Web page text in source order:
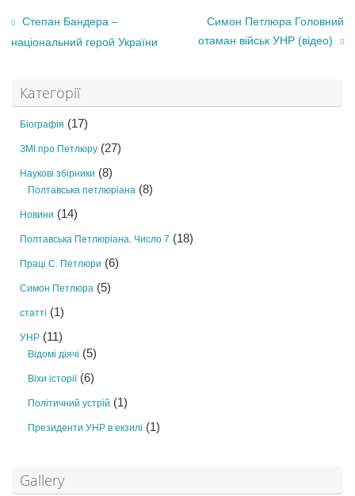
Степан Бандера –
національний герой України
Симон Петлюра Головний
отаман військ УНР (відео)
Категорії
Біографія (17)
ЗМІ про Петлюру (27)
Наукові збірники (8)
Полтавська петлюріана (8)
Новини (14)
Полтавська Петлюріана. Число 7 (18)
Праці С. Петлюри (6)
Симон Петлюра (5)
статті (1)
УНР (11)
Відомі діячі (5)
Віхи історії(6)
Політичний устрій (1)
Президенти УНР в екзилі (1)
Gallery